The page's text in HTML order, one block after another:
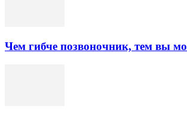
Чем гибче позвоночник, тем вы